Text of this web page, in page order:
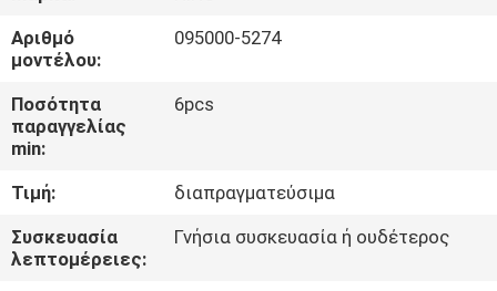
ΣΧΕΤΙΚΆ
ΜΕ
ΕΜΆΣ
ΣΤΟ
ΕΡΓΟΣΤΆΣΙΟ
Αριθμό
μοντέλου:
095000-5274
Ποσότητα
παραγγελίας
min:
6pcs
Τιμή:
διαπραγματεύσιμα
Συσκευασία
λεπτομέρειες:
Γνήσια συσκευασία ή ουδέτερος